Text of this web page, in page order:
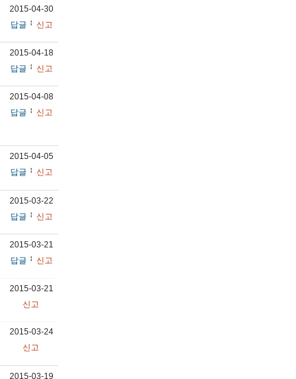
2015-04-30
답글
신고
2015-04-18
답글
신고
2015-04-08
답글
신고
2015-04-05
답글
신고
2015-03-22
답글
신고
2015-03-21
답글
신고
2015-03-21
신고
2015-03-24
신고
2015-03-19